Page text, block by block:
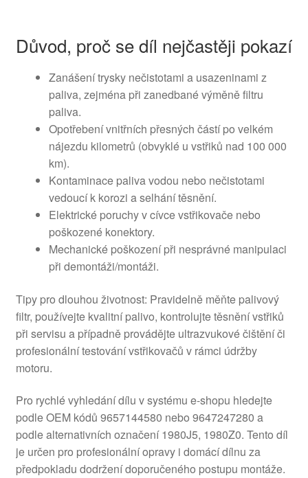
Důvod, proč se díl nejčastěji pokazí
Zanášení trysky nečistotami a usazeninami z
paliva, zejména při zanedbané výměně filtru
paliva.
Opotřebení vnitřních přesných částí po velkém
nájezdu kilometrů (obvyklé u vstřiků nad 100 000
km).
Kontaminace paliva vodou nebo nečistotami
vedoucí k korozi a selhání těsnění.
Elektrické poruchy v cívce vstřikovače nebo
poškozené konektory.
Mechanické poškození při nesprávné manipulaci
při demontáži/montáži.
Tipy pro dlouhou životnost: Pravidelně měňte palivový
filtr, používejte kvalitní palivo, kontrolujte těsnění vstřiků
při servisu a případně provádějte ultrazvukové čištění či
profesionální testování vstřikovačů v rámci údržby
motoru.
Pro rychlé vyhledání dílu v systému e-shopu hledejte
podle OEM kódů 9657144580 nebo 9647247280 a
podle alternativních označení 1980J5, 1980Z0. Tento díl
je určen pro profesionální opravy i domácí dílnu za
předpokladu dodržení doporučeného postupu montáže.